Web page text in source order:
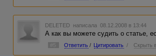
DELETED написала 08.12.2008 в 13:44
А как вы можете судить о статье,
#5 Ответить / Цитировать / Скрыть